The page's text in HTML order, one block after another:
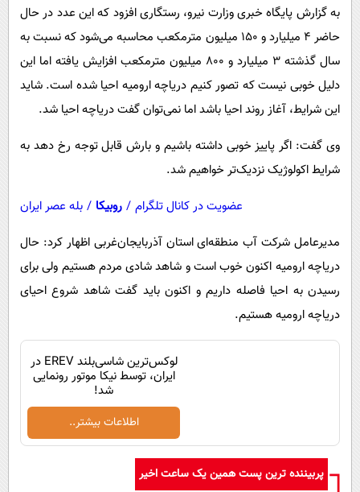
سلامت
فرهنگی
بین الملل
اجتماعی
به گزارش پایگاه خبری وزارت نیرو، رستگاری افزود که این عدد در حال
حاضر ۴ میلیارد و ۱۵۰ میلیون مترمکعب محاسبه می‌شود که نسبت به
سال گذشته ۳ میلیارد و ۸۰۰ میلیون مترمکعب افزایش یافته اما این
دلیل خوبی نیست که تصور کنیم دریاچه ارومیه احیا شده است. شاید
این شرایط، آغاز روند احیا باشد اما نمی‌توان گفت دریاچه احیا شد.
وی گفت: اگر پاییز خوبی داشته باشیم و بارش قابل توجه رخ دهد به
شرایط اکولوژیک نزدیک‌تر خواهیم شد.
عضویت در کانال تلگرام / روبیکا / بله عصر ایران
مدیرعامل شرکت آب منطقه‌ای استان آذربایجان‌غربی اظهار کرد: حال
دریاچه ارومیه اکنون خوب است و شاهد شادی مردم هستیم ولی برای
رسیدن به احیا فاصله داریم و اکنون باید گفت شاهد شروع احیای
دریاچه ارومیه هستیم.
لوکس‌ترین شاسی‌بلند EREV در
ایران، توسط نیکا موتور رونمایی
شد!
اطلاعات بیشتر..
پربیننده ترین پست همین یک ساعت اخیر